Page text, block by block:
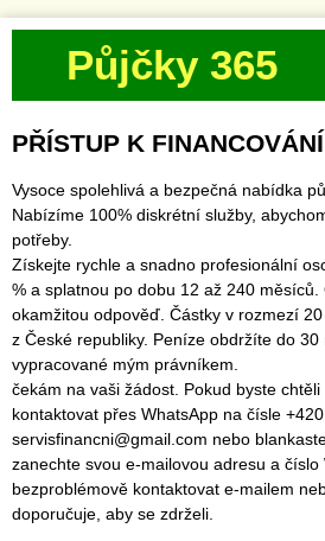
Půjčky 365
PŘÍSTUP K
Vysoce spolehlivá a bezpečná nabídka
Nabízíme 100% diskrétní služby,
potřeby.
Získejte rychle a snadno profesionální
% a splatnou po dobu 12 až 240
okamžitou odpověď. Částky v rozmezí
z České republiky. Peníze obdržíte do
vypracované mým právníkem.
čekám na vaši žádost. Pokud byste
kontaktovat přes WhatsApp na čísle
servisfinancni@gmail.com nebo
zanechte svou e-mailovou adresu a
bezproblémově kontaktovat e-mailem
doporučuje, aby se zdrželi.